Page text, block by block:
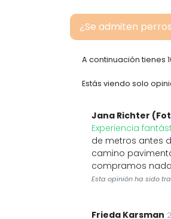
¿Se admiten
A continuación tienes
Estás viendo solo
Jana Richter
Experiencia
de metros antes
camino
compramos
Esta opinión ha sido
Frieda Karsman